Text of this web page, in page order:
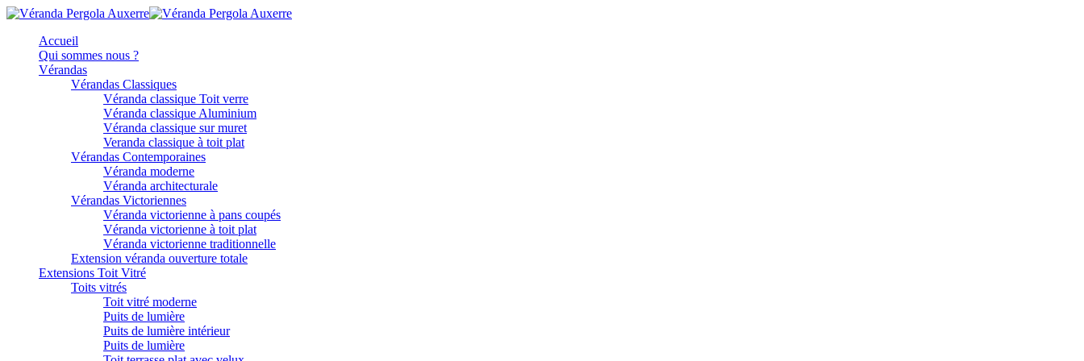
Accueil
Qui sommes nous ?
Vérandas
Vérandas Classiques
Véranda classique Toit verre
Véranda classique Aluminium
Véranda classique sur muret
Veranda classique à toit plat
Vérandas Contemporaines
Véranda moderne
Véranda architecturale
Vérandas Victoriennes
Véranda victorienne à pans coupés
Véranda victorienne à toit plat
Véranda victorienne traditionnelle
Extension véranda ouverture totale
Extensions Toit Vitré
Toits vitrés
Toit vitré moderne
Puits de lumière
Puits de lumière intérieur
Puits de lumière